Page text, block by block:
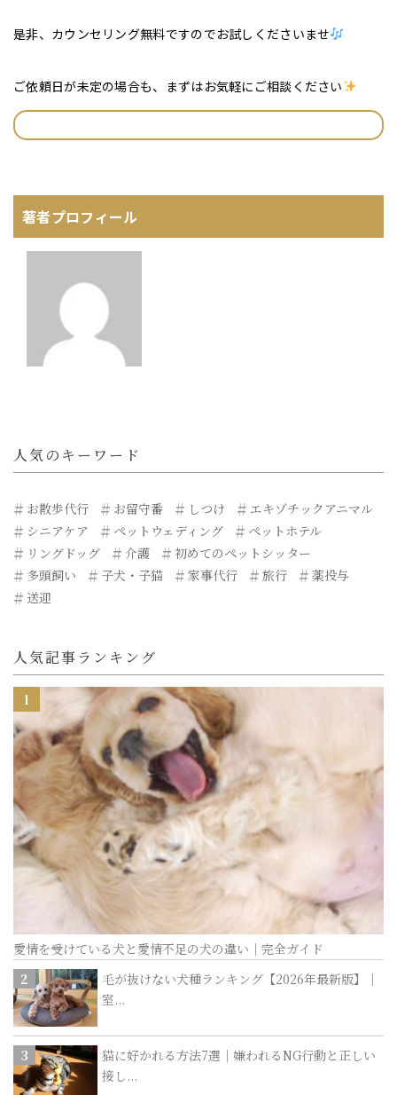
是非、カウンセリング無料ですのでお試しくださいませ
ご依頼日が未定の場合も、まずはお気軽にご相談ください
著者プロフィール
人気のキーワード
お散歩代行 お留守番 しつけ
エキゾチックアニマル
シニアケア
ペットウェディング
ペットホテル
リングドッグ
介護
初めてのペットシッター
多頭飼い
子犬・子猫 家事代行 旅行
薬投与
送迎
人気記事ランキング
愛情を受けている犬と愛情不足の犬の違い｜完全ガイド
毛が抜けない犬種ランキング【2026年最新版】｜
室...
猫に好かれる方法7選｜嫌われるNG行動と正しい
接し...